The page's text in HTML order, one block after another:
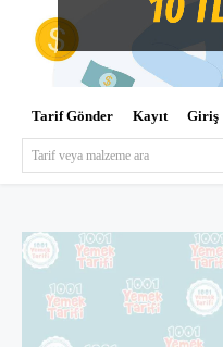
Tarif Gönder Kayıt Giriş
Tarif veya malzeme ara